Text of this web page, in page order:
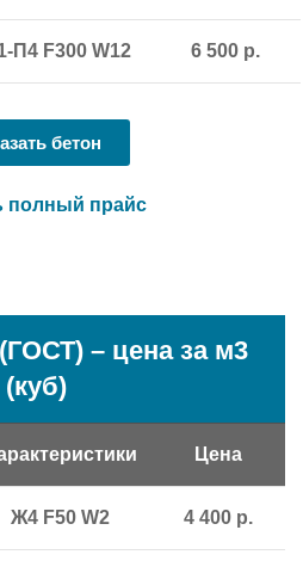
П4 F300 W12 6 500 р.
бетон
полный прайс
– цена за м3
(куб)
Цена
Ж4 F50 W2 4 400 р.